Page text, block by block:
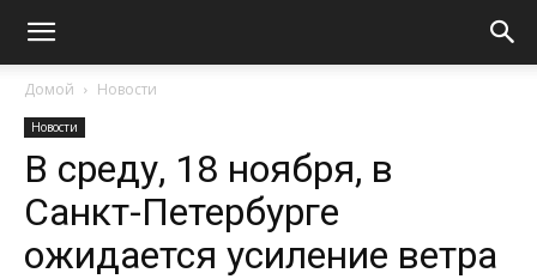
Домой Новости
Новости
В среду, 18 ноября, в
Санкт-Петербурге
ожидается усиление ветра